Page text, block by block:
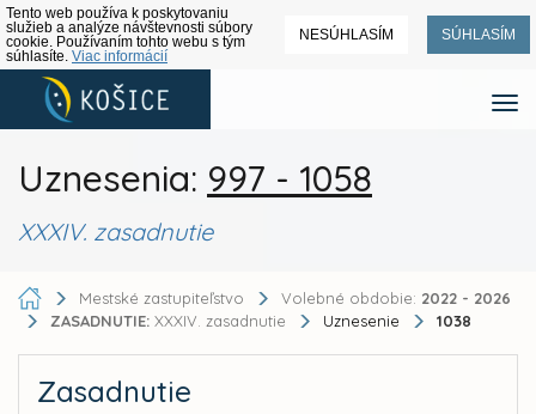
Tento web používa k poskytovaniu
služieb a analýze návštevnosti súbory
cookie. Používaním tohto webu s tým
súhlasíte. Viac informácií
NESÚHLASÍM SÚHLASÍM
Uznesenia: 997 - 1058
XXXIV. zasadnutie
Mestské zastupiteľstvo Volebné obdobie: 2022 - 2026
ZASADNUTIE: XXXIV. zasadnutie Uznesenie 1038
Zasadnutie